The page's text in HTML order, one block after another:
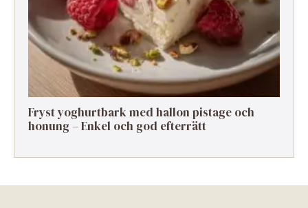
Fryst yoghurtbark med hallon pistage och
honung – Enkel och god efterrätt